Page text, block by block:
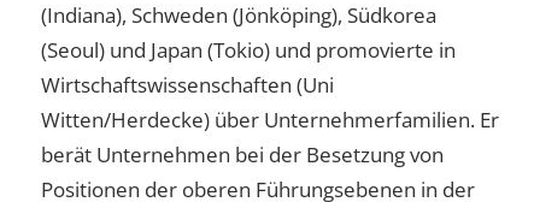
(Indiana), Schweden (Jönköping), Südkorea
(Seoul) und Japan (Tokio) und promovierte in
Wirtschaftswissenschaften (Uni
Witten/Herdecke) über Unternehmerfamilien. Er
berät Unternehmen bei der Besetzung von
Positionen der oberen Führungsebenen in der